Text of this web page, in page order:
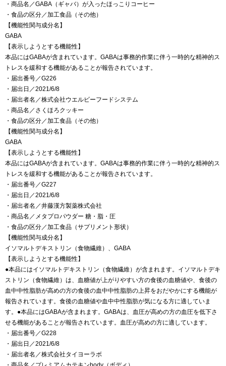
・商品名／GABA（ギャバ）が入ったほっこりコーヒー
・食品の区分／加工食品（その他）
【機能性関与成分名】
GABA
【表示しようとする機能性】
本品にはGABAが含まれています。GABAは事務的作業に伴う一時的な精神的ス
トレスを緩和する機能があることが報告されています。
・届出番号／G226
・届出日／2021/6/8
・届出者名／株式会社ウエルビーフードシステム
・商品名／さくほろクッキー
・食品の区分／加工食品（その他）
【機能性関与成分名】
GABA
【表示しようとする機能性】
本品にはGABAが含まれています。GABAは事務的作業に伴う一時的な精神的ス
トレスを緩和する機能があることが報告されています。
・届出番号／G227
・届出日／2021/6/8
・届出者名／井藤漢方製薬株式会社
・商品名／メタプロパウダー 糖・脂・圧
・食品の区分／加工食品（サプリメント形状）
【機能性関与成分名】
イソマルトデキストリン（食物繊維）、GABA
【表示しようとする機能性】
●本品にはイソマルトデキストリン（食物繊維）が含まれます。イソマルトデキ
ストリン（食物繊維）は、血糖値が上がりやすい方の食後の血糖値や、食後の
血中中性脂肪が高めの方の食後の血中中性脂肪の上昇をおだやかにする機能が
報告されています。食後の血糖値や血中中性脂肪が気になる方に適していま
す。●本品にはGABAが含まれます。GABAは、血圧が高めの方の血圧を低下さ
せる機能があることが報告されています。血圧が高めの方に適しています。
・届出番号／G228
・届出日／2021/6/8
・届出者名／株式会社タイヨーラボ